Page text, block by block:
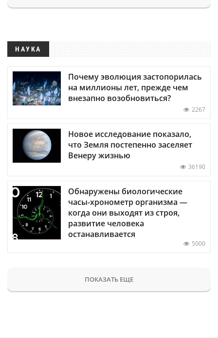
НАУКА
Почему эволюция застопорилась
на миллионы лет, прежде чем
внезапно возобновиться?
2267
Новое исследование показало,
что Земля постепенно заселяет
Венеру жизнью
36190
Обнаружены биологические
часы-хронометр организма —
когда они выходят из строя,
развитие человека
останавливается
5000
ПОКАЗАТЬ ЕЩЕ